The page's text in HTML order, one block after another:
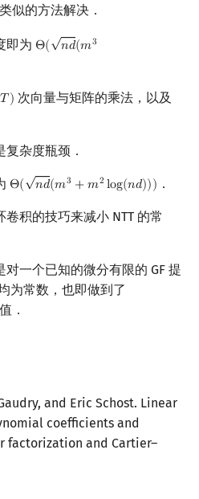
似的方法解决．
即为 Θ(
√
𝑛𝑑(𝑚3
Θ(nd(m3+m
𝑇 )
) 次向量与矩阵的乘法，以及
杂度瓶颈．
Θ(
√
𝑛𝑑(𝑚3 +𝑚2 log(𝑛𝑑)))
Θ(nd(m3+m2log( nd))) ．
积的技巧来减小 NTT 的常
一个已知的微分有限的 GF 提
为常数，也即做到了
．
and Eric Schost. Linear
coefficients and
factorization and Cartier–